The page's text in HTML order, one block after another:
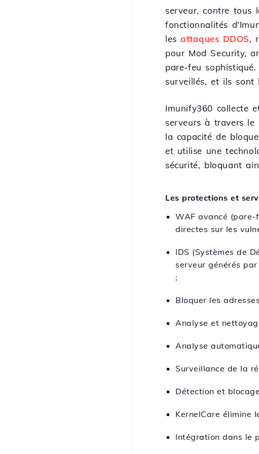
serveur, contre tous
fonctionnalités
lesattaques DDOS,
pour Mod Security,
pare-feu
surveillés, et ils sont
Imunify360 collecte
serveurs à travers
la capacité de
et utilise une
sécurité, bloquant
Les protections et
WAF avancé
directes sur les
IDS (Systèmes de
serveur générés
;
Bloquer les
Analyse et
Analyse
Surveillance de la
Détection et
KernelCare élimine
Intégration dans le